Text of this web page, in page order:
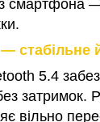
смартфона
стабільне
5.4
затримок.
вільно